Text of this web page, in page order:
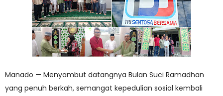
Manado — Menyambut datangnya Bulan Suci Ramadhan
yang penuh berkah, semangat kepedulian sosial kembali